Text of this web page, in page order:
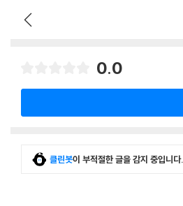
0.0
클린봇이 부적절한 글을 감지 중입니다.